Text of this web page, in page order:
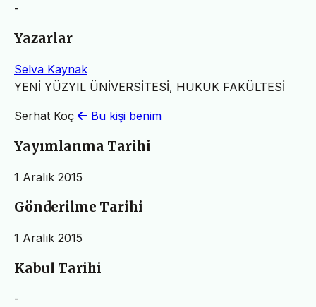
-
Yazarlar
Selva Kaynak
YENİ YÜZYIL ÜNİVERSİTESİ, HUKUK FAKÜLTESİ
Serhat Koç Bu kişi benim
Yayımlanma Tarihi
1 Aralık 2015
Gönderilme Tarihi
1 Aralık 2015
Kabul Tarihi
-